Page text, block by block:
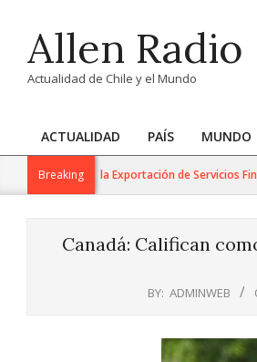
contentAllen Radio
Actualidad de Chile y el Mundo
Primary
Navigation
ACTUALIDAD PAÍS MUNDO
Breaking
para la Exportación de Servicios
Canadá: Califican
BY: ADMINWEB